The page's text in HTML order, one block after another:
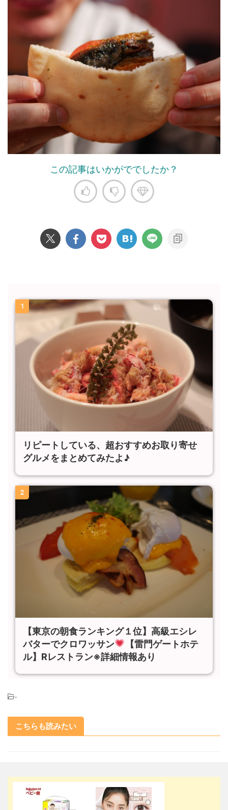
この記事はいかがででしたか？
1
リピートしている、超おすすめお取り寄せ
グルメをまとめてみたよ♪
2
【東京の朝食ランキング１位】高級エシレ
バターでクロワッサン
【雷門ゲートホテ
ル】Rレストラン※詳細情報あり
-
こちらも読みたい